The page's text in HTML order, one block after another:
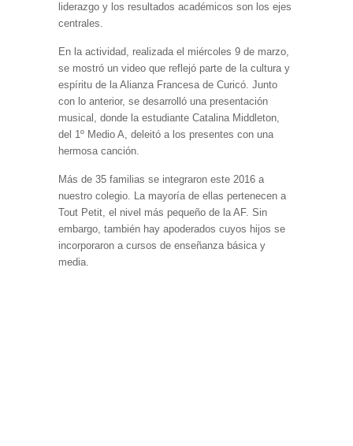
liderazgo y los resultados académicos son los ejes
centrales.
En la actividad, realizada el miércoles 9 de marzo,
se mostró un video que reflejó parte de la cultura y
espíritu de la Alianza Francesa de Curicó. Junto
con lo anterior, se desarrolló una presentación
musical, donde la estudiante Catalina Middleton,
del 1º Medio A, deleitó a los presentes con una
hermosa canción.
Más de 35 familias se integraron este 2016 a
nuestro colegio. La mayoría de ellas pertenecen a
Tout Petit, el nivel más pequeño de la AF. Sin
embargo, también hay apoderados cuyos hijos se
incorporaron a cursos de enseñanza básica y
media.